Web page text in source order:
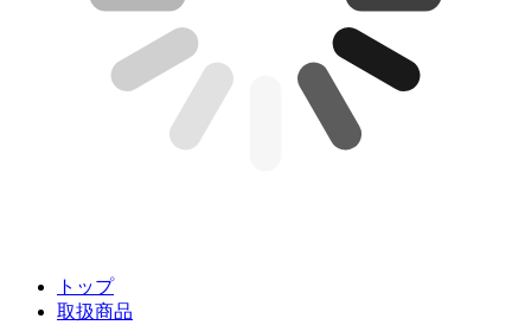
トップ
取扱商品